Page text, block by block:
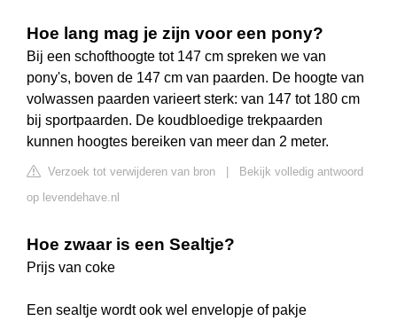
Hoe lang mag je zijn voor een pony?
Bij een schofthoogte tot 147 cm spreken we van
pony's, boven de 147 cm van paarden. De hoogte van
volwassen paarden varieert sterk: van 147 tot 180 cm
bij sportpaarden. De koudbloedige trekpaarden
kunnen hoogtes bereiken van meer dan 2 meter.
Verzoek tot verwijderen van bron
Bekijk volledig antwoord
op levendehave.nl
Hoe zwaar is een Sealtje?
Prijs van coke
Een sealtje wordt ook wel envelopje of pakje